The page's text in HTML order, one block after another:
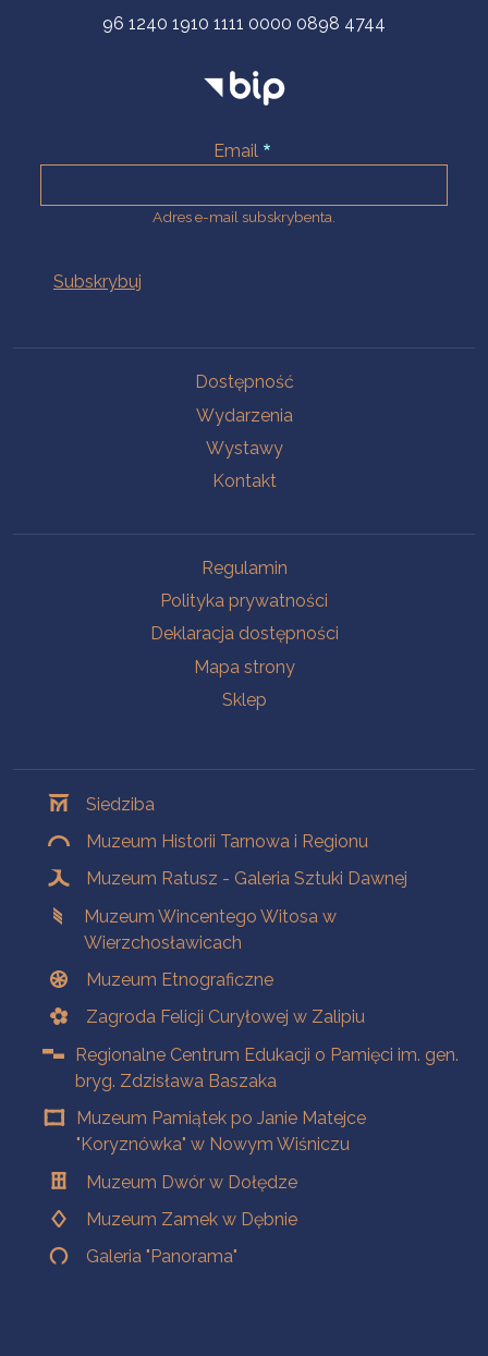
96 1240 1910 1111 0000 0898 4744
Email
Adres e-mail subskrybenta.
Dostępność
Wydarzenia
Wystawy
Kontakt
Regulamin
Polityka prywatności
Deklaracja dostępności
Mapa strony
Sklep
Siedziba
Muzeum Historii Tarnowa i Regionu
Muzeum Ratusz - Galeria Sztuki Dawnej
Muzeum Wincentego Witosa w
Wierzchosławicach
Muzeum Etnograficzne
Zagroda Felicji Curyłowej w Zalipiu
Regionalne Centrum Edukacji o Pamięci im. gen.
bryg. Zdzisława Baszaka
Muzeum Pamiątek po Janie Matejce
"Koryznówka" w Nowym Wiśniczu
Muzeum Dwór w Dołędze
Muzeum Zamek w Dębnie
Galeria "Panorama"